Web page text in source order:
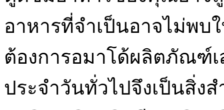
อาหารที่จำเป็นอาจไม่พบ
ต้องการอมาโด้ผลิตภัณฑ์
ประจำวันทั่วไปจึงเป็นสิ่ง